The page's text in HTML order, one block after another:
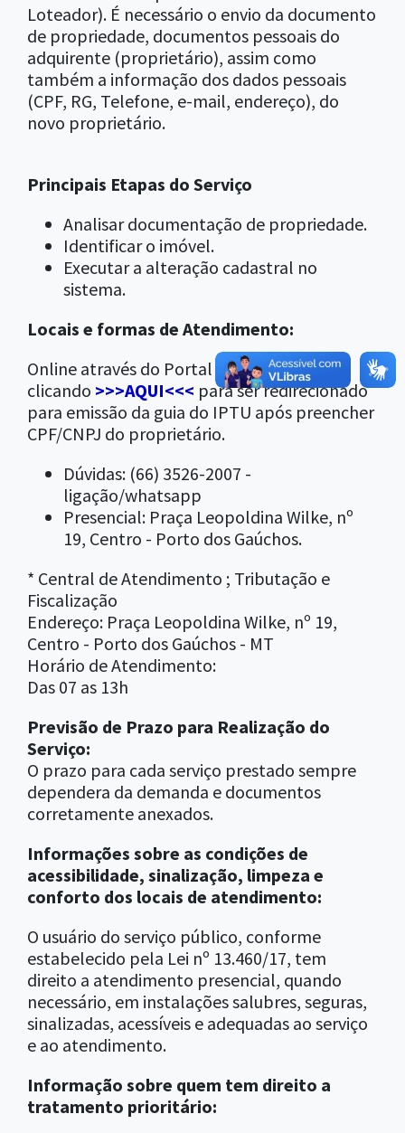
Loteador). É necessário o envio da documento
de propriedade, documentos pessoais do
adquirente (proprietário), assim como
também a informação dos dados pessoais
(CPF, RG, Telefone, e-mail, endereço), do
novo proprietário.
Principais Etapas do Serviço
Analisar documentação de propriedade.
Identificar o imóvel.
Executar a alteração cadastral no
sistema.
Locais e formas de Atendimento:
Online através do Portal da Prefeitura ou
clicando >>>AQUI<<< para ser redirecionado
para emissão da guia do IPTU após preencher
CPF/CNPJ do proprietário.
Dúvidas: (66) 3526-2007 -
ligação/whatsapp
Presencial: Praça Leopoldina Wilke, nº
19, Centro - Porto dos Gaúchos.
* Central de Atendimento ; Tributação e
Fiscalização
Endereço: Praça Leopoldina Wilke, nº 19,
Centro - Porto dos Gaúchos - MT
Horário de Atendimento:
Das 07 as 13h
Previsão de Prazo para Realização do
Serviço:
O prazo para cada serviço prestado sempre
dependera da demanda e documentos
corretamente anexados.
Informações sobre as condições de
acessibilidade, sinalização, limpeza e
conforto dos locais de atendimento:
O usuário do serviço público, conforme
estabelecido pela Lei nº 13.460/17, tem
direito a atendimento presencial, quando
necessário, em instalações salubres, seguras,
sinalizadas, acessíveis e adequadas ao serviço
e ao atendimento.
Informação sobre quem tem direito a
tratamento prioritário: